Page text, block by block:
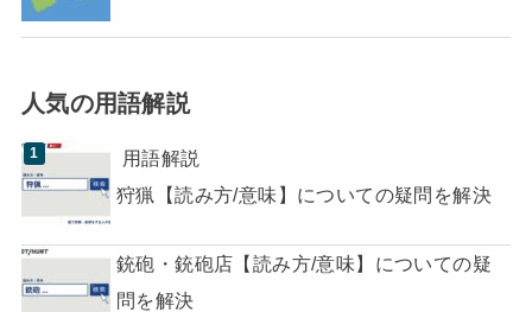
人気の用語解説
用語解説
狩猟【読み方/意味】についての疑問を解決
銃砲・銃砲店【読み方/意味】についての疑
問を解決